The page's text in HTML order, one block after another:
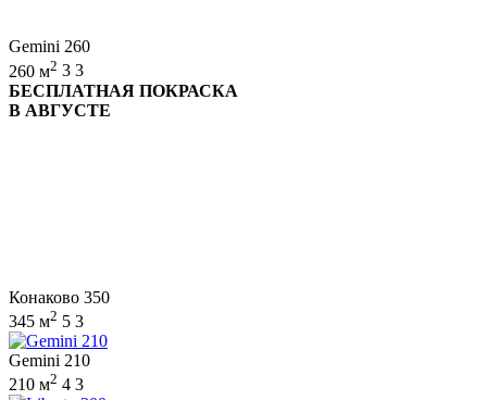
Gemini 260
260 м2 3 3
БЕСПЛАТНАЯ ПОКРАСКА
В АВГУСТЕ
Конаково 350
345 м2 5 3
Gemini 210
210 м2 4 3